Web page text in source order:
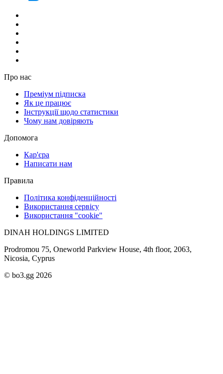
Про нас
Преміум підписка
Як це працює
Інструкції щодо статистики
Чому нам довіряють
Допомога
Кар'єра
Написати нам
Правила
Політика конфіденційності
Використання сервісу
Використання "cookie"
DINAH HOLDINGS LIMITED
Prodromou 75, Oneworld Parkview House, 4th floor, 2063,
Nicosia, Cyprus
© bo3.gg 2026